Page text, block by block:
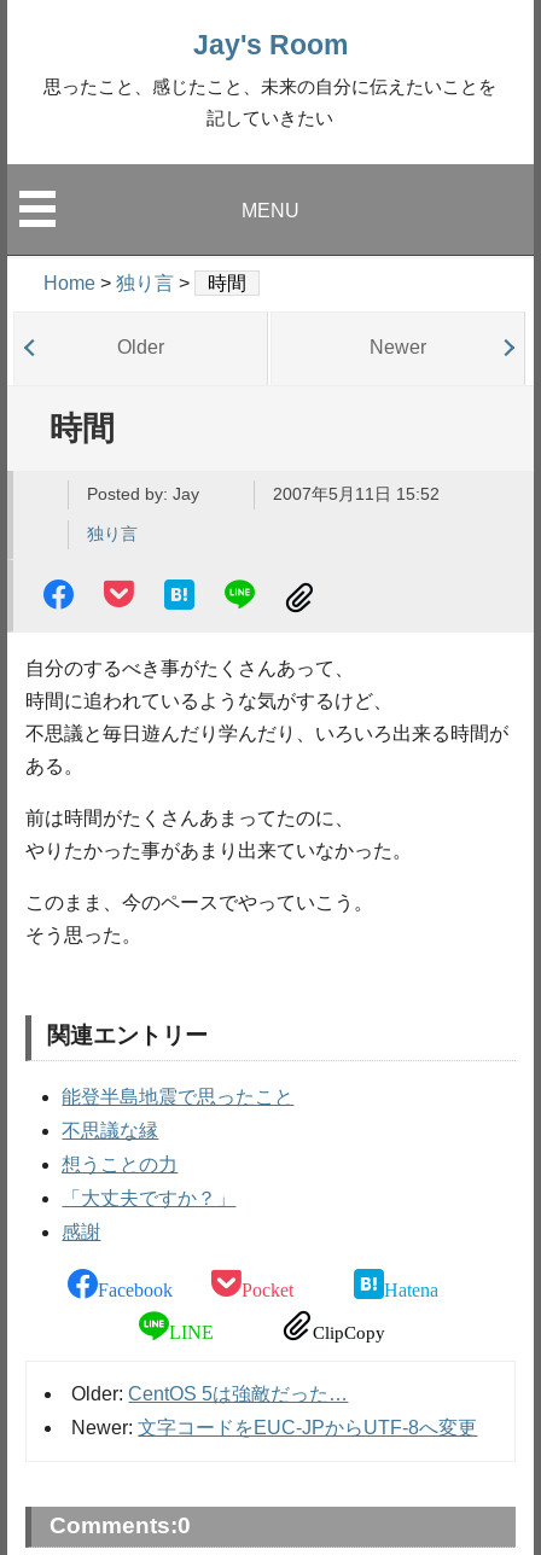
Jay's Room
思ったこと、感じたこと、未来の自分に伝えたいことを
記していきたい
MENU
Home >独り言 > 時間
Older Newer
時間
Posted by:Jay 2007年5月11日 15:52
独り言
自分のするべき事がたくさんあって、
時間に追われているような気がするけど、
不思議と毎日遊んだり学んだり、いろいろ出来る時間が
ある。
前は時間がたくさんあまってたのに、
やりたかった事があまり出来ていなかった。
このまま、今のペースでやっていこう。
そう思った。
関連エントリー
能登半島地震で思ったこと
不思議な縁
想うことの力
「大丈夫ですか？」
感謝
Facebook Pocket Hatena
LINE ClipCopy
Older:CentOS 5は強敵だった…
Newer:文字コードをEUC-JPからUTF-8へ変更
Comments:0